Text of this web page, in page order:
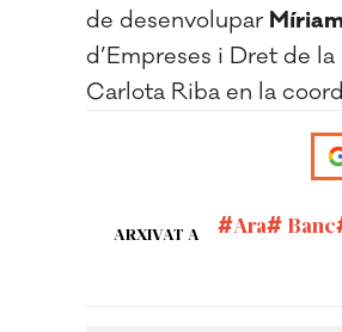
de desenvolupar
d’Empreses i Dret de
Carlota Riba en la
ARXIVAT A Ara Banc